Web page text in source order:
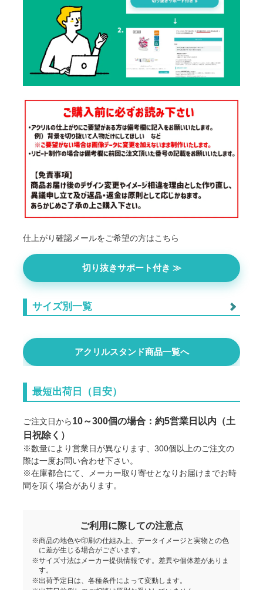
仕上がり確認メールをご希望の方はこちら
切り抜きサポート付き ≫
サイズ別一覧
おまかせアクスタ 5×7.5cm
おまかせアクスタ 7.5×10cm
おまかせアクスタ 10×12cm
おまかせアクスタ 12×15cm
アクリルスタンド商品一覧へ
最短出荷日（目安）
ご注文日から10～300個の場合：約5営業日以内（土
日祝除く）
※数量により営業日が異なります、300個以上のご注文の
際は一度お問い合わせ下さい。
※在庫都合にて、メーカー取り寄せとなりお届けまでお時
間を頂く場合があります。
ご利用に際しての注意点
※商品の地色や印刷の仕組み上、データイメージと実物との色
に差が生じる場合がございます。
※サイズ寸法はメーカー提供情報です。差異や個体差がありま
す。
※出荷予定日は、各種条件によって変動します。